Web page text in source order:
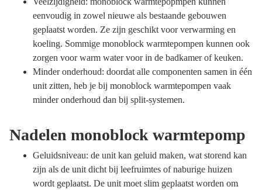
eenvoudig in zowel nieuwe als bestaande gebouwen
geplaatst worden. Ze zijn geschikt voor verwarming en
koeling. Sommige monoblock warmtepompen kunnen ook
zorgen voor warm water voor in de badkamer of keuken.
Minder onderhoud: doordat alle componenten samen in één
unit zitten, heb je bij monoblock warmtepompen vaak
minder onderhoud dan bij split-systemen.
Nadelen monoblock warmtepomp
Geluidsniveau: de unit kan geluid maken, wat storend kan
zijn als de unit dicht bij leefruimtes of naburige huizen
wordt geplaatst. De unit moet slim geplaatst worden om